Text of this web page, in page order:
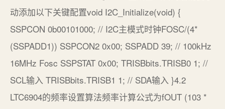
动添加以下关键配置void I2C_Initialize(void) {
SSPCON 0b00101000; // I2C主模式时钟FOSC/(4*
(SSPADD1)) SSPCON2 0x00; SSPADD 39; // 100kHz
16MHz Fosc SSPSTAT 0x00; TRISBbits.TRISB0 1; //
SCL输入 TRISBbits.TRISB1 1; // SDA输入 }4.2
LTC6904的频率设置算法频率计算公式为fOUT (103 *